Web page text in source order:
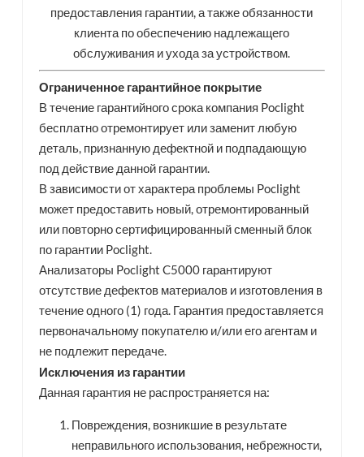
предоставления гарантии, а также обязанности
клиента по обеспечению надлежащего
обслуживания и ухода за устройством.
Ограниченное гарантийное покрытие
В течение гарантийного срока компания Poclight
бесплатно отремонтирует или заменит любую
деталь, признанную дефектной и подпадающую
под действие данной гарантии.
В зависимости от характера проблемы Poclight
может предоставить новый, отремонтированный
или повторно сертифицированный сменный блок
по гарантии Poclight.
Анализаторы Poclight C5000 гарантируют
отсутствие дефектов материалов и изготовления в
течение одного (1) года. Гарантия предоставляется
первоначальному покупателю и/или его агентам и
не подлежит передаче.
Исключения из гарантии
Данная гарантия не распространяется на:
Повреждения, возникшие в результате
неправильного использования, небрежности,